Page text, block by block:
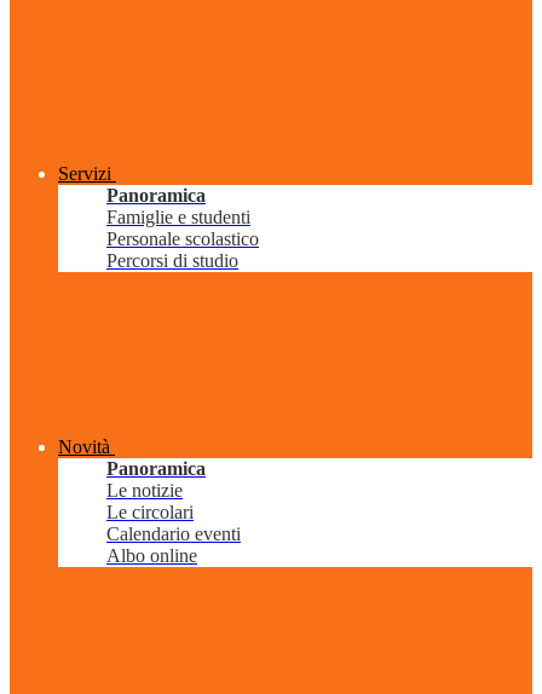
Servizi
Panoramica
Famiglie e studenti
Personale scolastico
Percorsi di studio
Novità
Panoramica
Le notizie
Le circolari
Calendario eventi
Albo online